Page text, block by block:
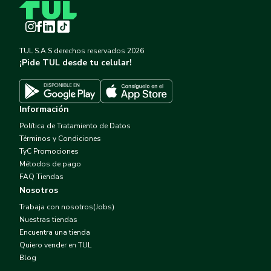
Instagram
Facebook
LinkedInTikTok
TUL S.A.S derechos reservados 2026
¡Pide TUL desde tu celular!
Descargar TUL en Google Play
Información
Política de Tratamiento de Datos
Términos y Condiciones
TyC Promociones
Métodos de pago
FAQ Tiendas
Nosotros
Trabaja con nosotros(Jobs)
Nuestras tiendas
Encuentra una tienda
Quiero vender en TUL
Blog